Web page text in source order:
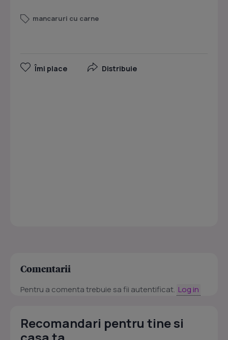
mancaruri cu carne
Îmi place Distribuie
Comentarii
Pentru a comenta trebuie sa fii autentificat. Log in
Recomandari pentru tine si